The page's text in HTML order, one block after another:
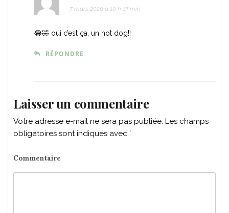
7 mars 2020 à 10 h 17 min
😂🤣 oui c’est ça, un hot dog!!
RÉPONDRE
Laisser un commentaire
Votre adresse e-mail ne sera pas publiée. Les champs
obligatoires sont indiqués avec *
Commentaire